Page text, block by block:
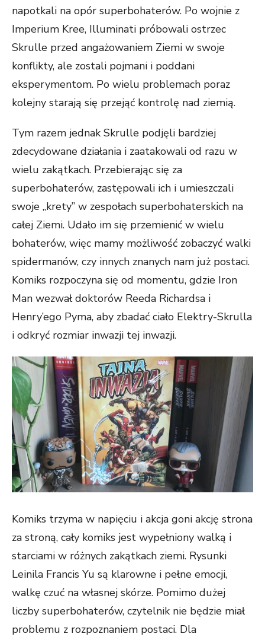
napotkali na opór superbohaterów. Po wojnie z
Imperium Kree, Illuminati próbowali ostrzec
Skrulle przed angażowaniem Ziemi w swoje
konflikty, ale zostali pojmani i poddani
eksperymentom. Po wielu problemach poraz
kolejny starają się przejąć kontrolę nad ziemią.
Tym razem jednak Skrulle podjęli bardziej
zdecydowane działania i zaatakowali od razu w
wielu zakątkach. Przebierając się za
superbohaterów, zastępowali ich i umieszczali
swoje „krety” w zespołach superbohaterskich na
całej Ziemi. Udało im się przemienić w wielu
bohaterów, więc mamy możliwość zobaczyć walki
spidermanów, czy innych znanych nam już postaci.
Komiks rozpoczyna się od momentu, gdzie Iron
Man wezwał doktorów Reeda Richardsa i
Henry’ego Pyma, aby zbadać ciało Elektry-Skrulla
i odkryć rozmiar inwazji tej inwazji.
Komiks trzyma w napięciu i akcja goni akcję strona
za stroną, cały komiks jest wypełniony walką i
starciami w różnych zakątkach ziemi. Rysunki
Leinila Francis Yu są klarowne i pełne emocji,
walkę czuć na własnej skórze. Pomimo dużej
liczby superbohaterów, czytelnik nie będzie miał
problemu z rozpoznaniem postaci. Dla